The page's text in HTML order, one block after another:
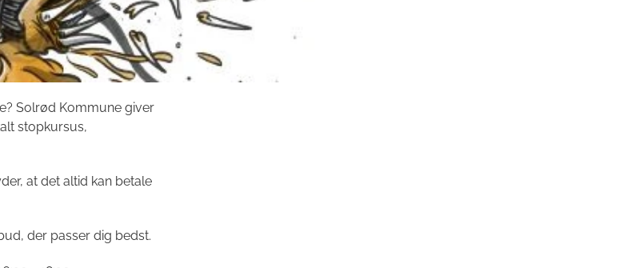
Solrød Kommune giver
stopkursus,
at det altid kan betale
der passer dig bedst.